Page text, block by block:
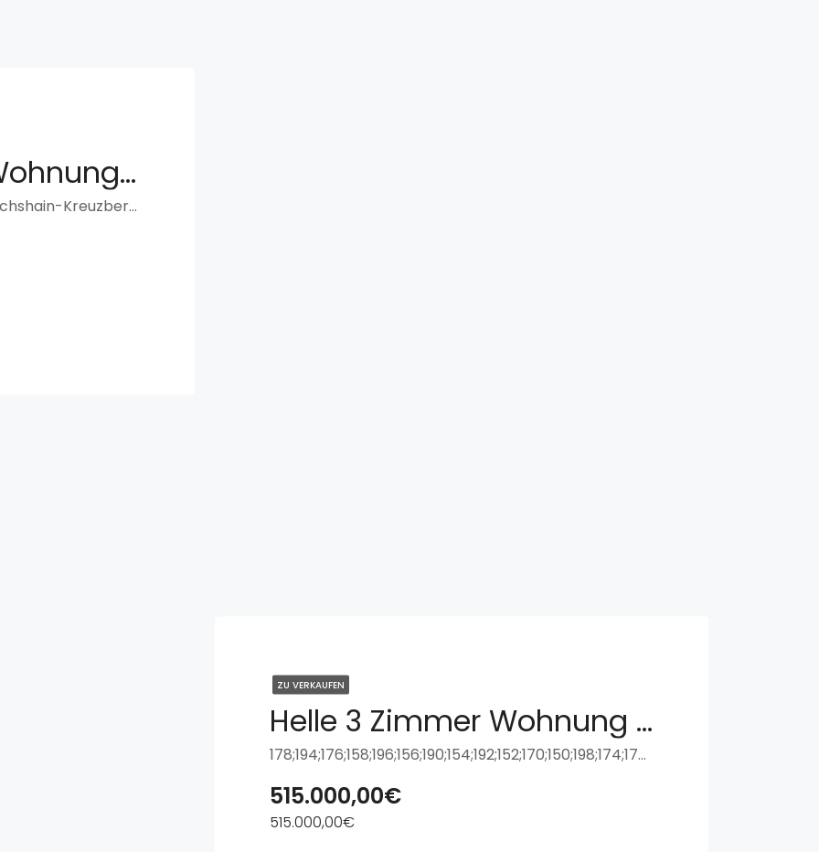
Wunderschöne Wohnung in Kreuzberg
14, Arndtstraße, Kreuzberg, Friedrichshain-Kreuzberg, Berlin, 10965, Deutschland
ZU VERKAUFEN
Helle 3 Zimmer Wohnung in Weiße Stadt Reinickendorf
178;194;176;158;196;156;190;154;192;152;170;150;198;174;172;202;200;188;166;168;162;180;164;182;184;160;186, Romanshorner Weg, Reinickendorf, Berlin, 13407, Deutschland
515.000,00€
515.000,00€